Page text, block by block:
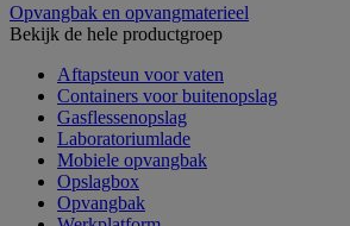
Opvangbak en opvangmaterieel
Bekijk de hele productgroep
Aftapsteun voor vaten
Containers voor buitenopslag
Gasflessenopslag
Laboratoriumlade
Mobiele opvangbak
Opslagbox
Opvangbak